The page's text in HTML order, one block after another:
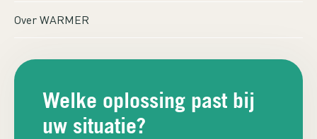
Over WARMER
Welke oplossing past bij
uw situatie?